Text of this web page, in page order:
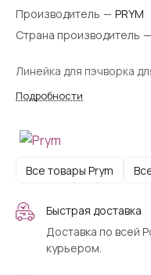
Производитель — PRYM
Страна производитель —
Линейка для пэчворка
Подробности
Все товары Prym
Быстрая доставка
Доставка по всей
курьером.